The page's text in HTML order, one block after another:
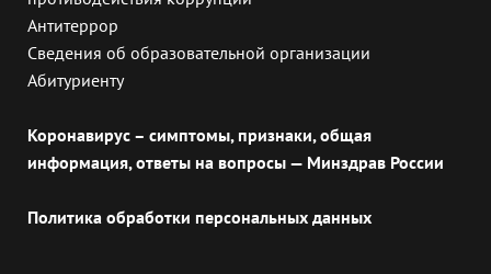
Антитеррор
Сведения об образовательной организации
Абитуриенту
Коронавирус – симптомы, признаки, общая
информация, ответы на вопросы — Минздрав России
Политика обработки персональных данных